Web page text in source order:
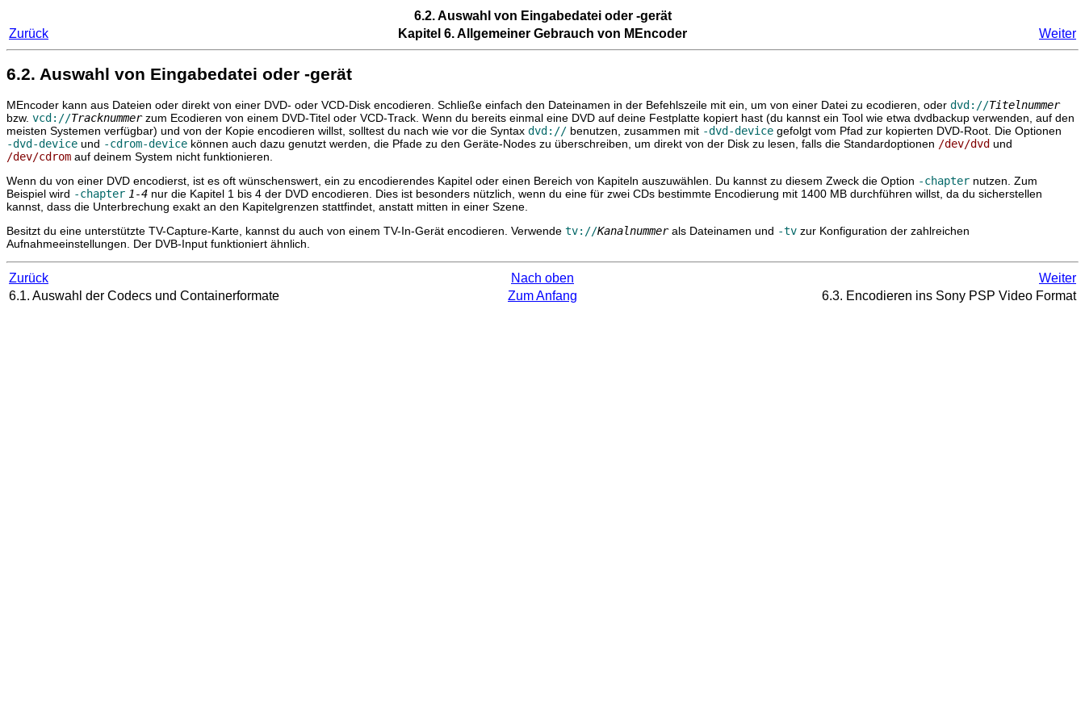
6.2. Auswahl von Eingabedatei oder -gerät
Zurück
Kapitel 6. Allgemeiner Gebrauch von MEncoder Weiter
6.2. Auswahl von Eingabedatei oder -gerät
MEncoder kann aus Dateien oder direkt von einer DVD- oder VCD-Disk encodieren. Schließe einfach den Dateinamen in der Befehlszeile mit ein, um von einer Datei zu ecodieren, oder dvd://Titelnummer
bzw. vcd://Tracknummerzum Ecodieren von einem DVD-Titel oder VCD-Track. Wenn du bereits einmal eine DVD auf deine Festplatte kopiert hast (du kannst ein Tool wie etwa dvdbackup verwenden, auf den
meisten Systemen verfügbar) und von der Kopie encodieren willst, solltest du nach wie vor die Syntax dvd:// benutzen, zusammen mit -dvd-device gefolgt vom Pfad zur kopierten DVD-Root. Die Optionen
-dvd-device und -cdrom-device können auch dazu genutzt werden, die Pfade zu den Geräte-Nodes zu überschreiben, um direkt von der Disk zu lesen, falls die Standardoptionen /dev/dvd und
/dev/cdrom auf deinem System nicht funktionieren.
Wenn du von einer DVD encodierst, ist es oft wünschenswert, ein zu encodierendes Kapitel oder einen Bereich von Kapiteln auszuwählen. Du kannst zu diesem Zweck die Option -chapter nutzen. Zum
Beispiel wird -chapter 1-4 nur die Kapitel 1 bis 4 der DVD encodieren. Dies ist besonders nützlich, wenn du eine für zwei CDs bestimmte Encodierung mit 1400 MB durchführen willst, da du sicherstellen
kannst, dass die Unterbrechung exakt an den Kapitelgrenzen stattfindet, anstatt mitten in einer Szene.
Besitzt du eine unterstützte TV-Capture-Karte, kannst du auch von einem TV-In-Gerät encodieren. Verwende tv://Kanalnummerals Dateinamen und -tv zur Konfiguration der zahlreichen
Aufnahmeeinstellungen. Der DVB-Input funktioniert ähnlich.
Zurück Nach oben
Weiter
6.1. Auswahl der Codecs und Containerformate
Zum Anfang 6.3. Encodieren ins Sony PSP Video Format